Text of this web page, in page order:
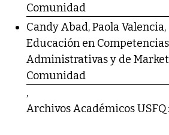
Comunidad
Candy Abad, Paola Valencia,
Educación en
Administrativas y de
Comunidad
,
Archivos Académicos